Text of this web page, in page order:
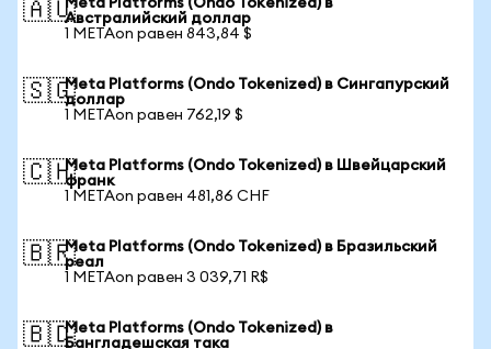
🇦🇺Meta Platforms (Ondo Tokenized) в
Австралийский доллар
1 METAon равен 843,84 $
🇸🇬Meta Platforms (Ondo Tokenized) в Сингапурский
доллар
1 METAon равен 762,19 $
🇨🇭Meta Platforms (Ondo Tokenized) в Швейцарский
франк
1 METAon равен 481,86 CHF
🇧🇷Meta Platforms (Ondo Tokenized) в Бразильский
реал
1 METAon равен 3 039,71 R$
🇧🇩Meta Platforms (Ondo Tokenized) в
Бангладешская така